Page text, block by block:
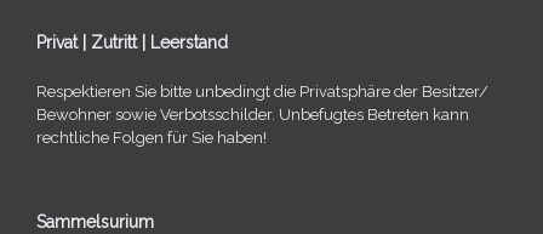
Privat | Zutritt | Leerstand
Respektieren Sie bitte unbe­dingt die Privatsphäre der Besitzer/​
Bewohner sowie Verbotsschilder. Unbefugtes Betreten kann
recht­li­che Folgen für Sie haben!
Sammelsurium